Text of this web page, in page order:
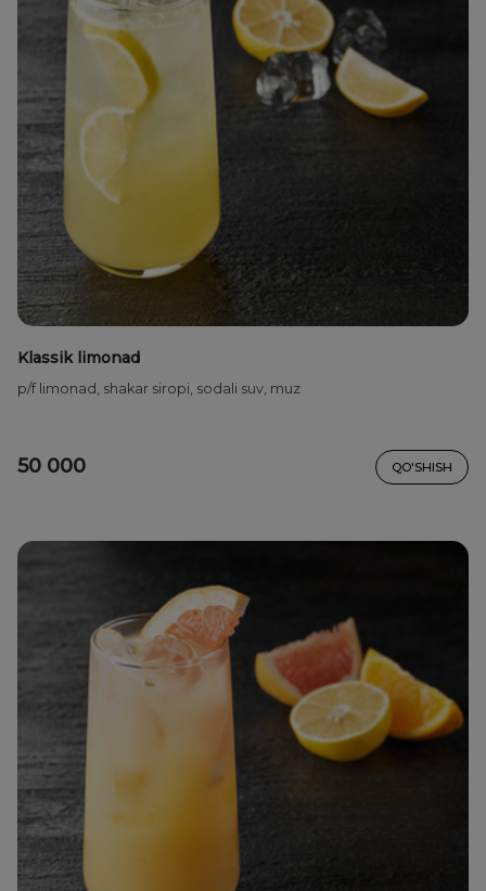
Klassik limonad
p/f limonad, shakar siropi, sodali suv, muz
50 000 QO'SHISH